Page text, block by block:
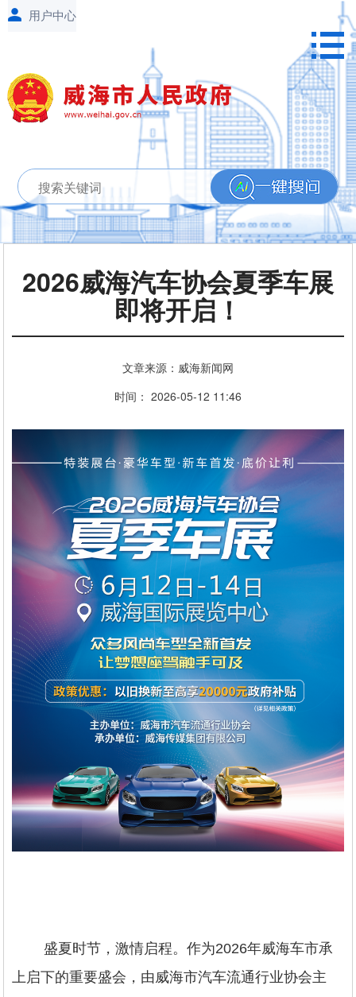
2026威海汽车协会夏季车展
即将开启！
文章来源：威海新闻网
时间： 2026-05-12 11:46
盛夏时节，激情启程。作为2026年威海车市承
上启下的重要盛会，由威海市汽车流通行业协会主